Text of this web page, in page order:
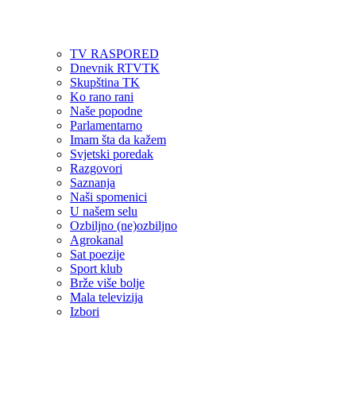
TV RASPORED
Dnevnik RTVTK
Skupština TK
Ko rano rani
Naše popodne
Parlamentarno
Imam šta da kažem
Svjetski poredak
Razgovori
Saznanja
Naši spomenici
U našem selu
Ozbiljno (ne)ozbiljno
Agrokanal
Sat poezije
Sport klub
Brže više bolje
Mala televizija
Izbori